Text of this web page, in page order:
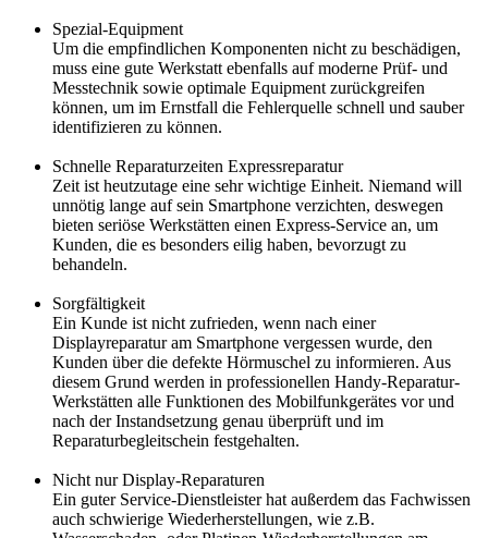
Spezial-Equipment
Um die empfindlichen Komponenten nicht zu beschädigen,
muss eine gute Werkstatt ebenfalls auf moderne Prüf- und
Messtechnik sowie optimale Equipment zurückgreifen
können, um im Ernstfall die Fehlerquelle schnell und sauber
identifizieren zu können.
Schnelle Reparaturzeiten Expressreparatur
Zeit ist heutzutage eine sehr wichtige Einheit. Niemand will
unnötig lange auf sein Smartphone verzichten, deswegen
bieten seriöse Werkstätten einen Express-Service an, um
Kunden, die es besonders eilig haben, bevorzugt zu
behandeln.
Sorgfältigkeit
Ein Kunde ist nicht zufrieden, wenn nach einer
Displayreparatur am Smartphone vergessen wurde, den
Kunden über die defekte Hörmuschel zu informieren. Aus
diesem Grund werden in professionellen Handy-Reparatur-
Werkstätten alle Funktionen des Mobilfunkgerätes vor und
nach der Instandsetzung genau überprüft und im
Reparaturbegleitschein festgehalten.
Nicht nur Display-Reparaturen
Ein guter Service-Dienstleister hat außerdem das Fachwissen
auch schwierige Wiederherstellungen, wie z.B.